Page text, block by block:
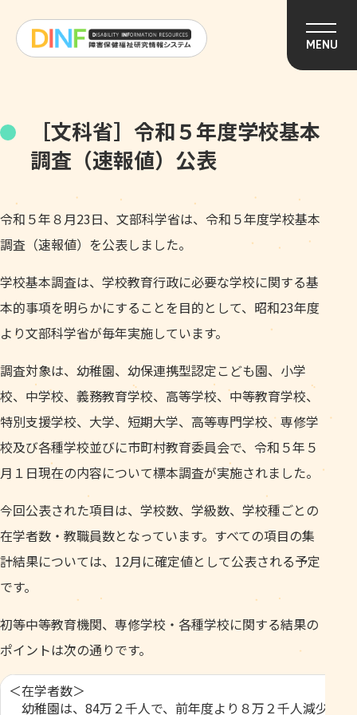
MENU
［文科省］令和５年度学校基本
調査（速報値）公表
令和５年８月23日、文部科学省は、令和５年度学校基本
調査（速報値）を公表しました。
学校基本調査は、学校教育行政に必要な学校に関する基
本的事項を明らかにすることを目的として、昭和23年度
より文部科学省が毎年実施しています。
調査対象は、幼稚園、幼保連携型認定こども園、小学
校、中学校、義務教育学校、高等学校、中等教育学校、
特別支援学校、大学、短期大学、高等専門学校、専修学
校及び各種学校並びに市町村教育委員会で、令和５年５
月１日現在の内容について標本調査が実施されました。
今回公表された項目は、学校数、学級数、学校種ごとの
在学者数・教職員数となっています。すべての項目の集
計結果については、12月に確定値として公表される予定
です。
初等中等教育機関、専修学校・各種学校に関する結果の
ポイントは次の通りです。
＜在学者数＞
幼稚園は、84万２千人で、前年度より８万２千人減少。